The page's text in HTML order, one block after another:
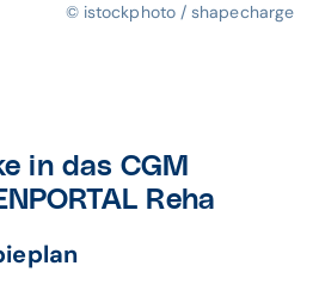
© istockphoto / shapecharge
in das CGM
Reha